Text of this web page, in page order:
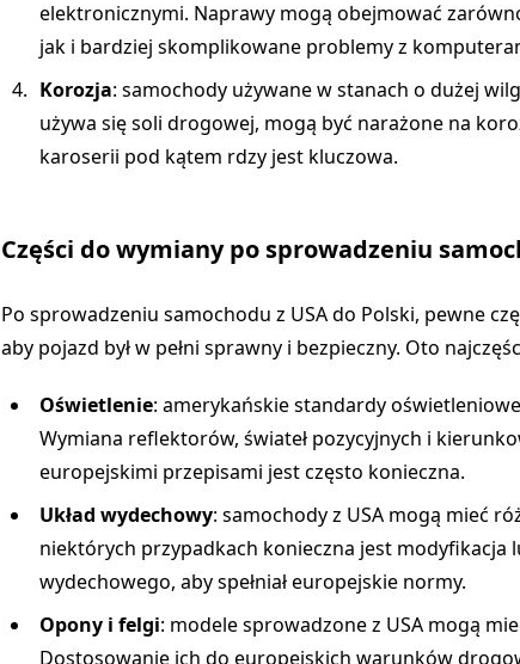
elektronicznymi. Naprawy mogą obejmować
jak i bardziej skomplikowane problemy z
Korozja: samochody używane w stanach o dużej
używa się soli drogowej, mogą być narażone na
karoserii pod kątem rdzy jest kluczowa.
Części do wymiany po sprowadzeniu
Po sprowadzeniu samochodu z USA do Polski, pewne
aby pojazd był w pełni sprawny i bezpieczny. Oto
Oświetlenie: amerykańskie standardy
Wymiana reflektorów, świateł pozycyjnych i
europejskimi przepisami jest często konieczna.
Układ wydechowy: samochody z USA mogą mieć
niektórych przypadkach konieczna jest modyfikacja
wydechowego, aby spełniał europejskie normy.
Opony i felgi: modele sprowadzone z USA mogą
Dostosowanie ich do europejskich warunków